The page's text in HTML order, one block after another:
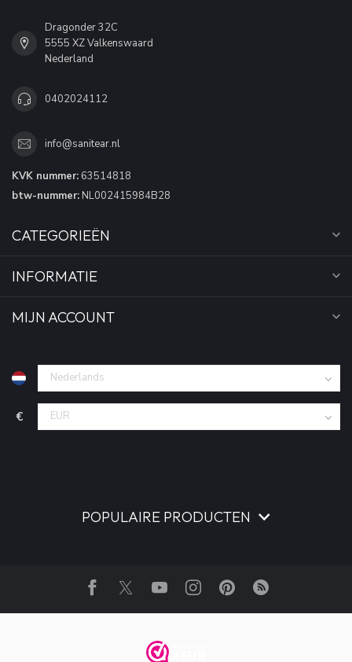
Dragonder 32C
5555 XZ Valkenswaard
Nederland
0402024112
info@sanitear.nl
KVK nummer: 63514818
btw-nummer: NL002415984B28
CATEGORIEËN
INFORMATIE
MIJN ACCOUNT
€
POPULAIRE PRODUCTEN